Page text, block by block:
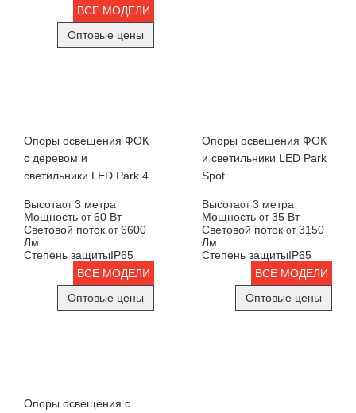
ВСЕ МОДЕЛИ
Оптовые цены
Опоры освещения ФОК
с деревом и
светильники LED Park 4
Высотаот 3 метра
Мощность от 60 Вт
Световой поток от 6600
Лм
Степень защитыIP65
ВСЕ МОДЕЛИ
Оптовые цены
Опоры освещения ФОК
и светильники LED Park
Spot
Высотаот 3 метра
Мощность от 35 Вт
Световой поток от 3150
Лм
Степень защитыIP65
ВСЕ МОДЕЛИ
Оптовые цены
Опоры освещения с